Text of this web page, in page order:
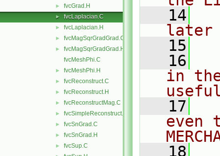
► fvcGrad.H
► fvcLaplacian.C
► fvcLaplacian.H
► fvcMagSqrGradGrad.C
►
fvcMagSqrGradGrad.H
fvcMeshPhi.C
► fvcMeshPhi.H
► fvcReconstruct.C
► fvcReconstruct.H
► fvcReconstructMag.C
► fvcSimpleReconstruct.C
► fvcSnGrad.C
► fvcSnGrad.H
► fvcSup.C
   14
later
   15
   16
in
   17
even
   18